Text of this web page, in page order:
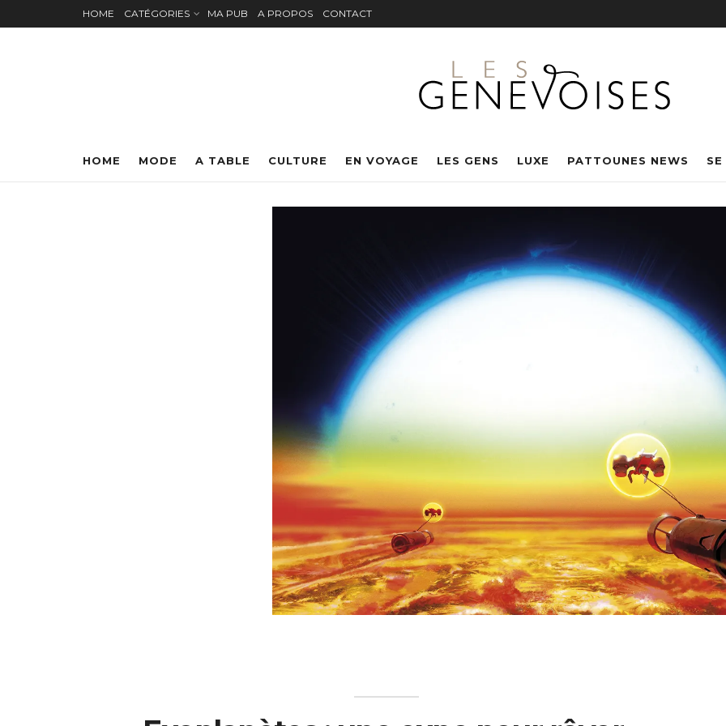
HOME CATÉGORIES MA PUB A PROPOS CONTACT
HOME MODE A TABLE CULTURE EN VOYAGE LES GENS LUXE PATTOUNES NEWS